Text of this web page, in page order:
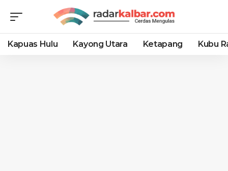
Kapuas Hulu Kayong Utara Ketapang Kubu